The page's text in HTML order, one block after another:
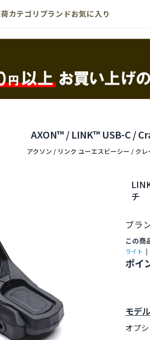
カテゴリ ブランドお気に入り
AXON™ / LINK™ USB-C /
アクソン / リンク ユーエスビーシー / ク
チ
ブラ
この商
ライト
ポイ
モデ
オプ